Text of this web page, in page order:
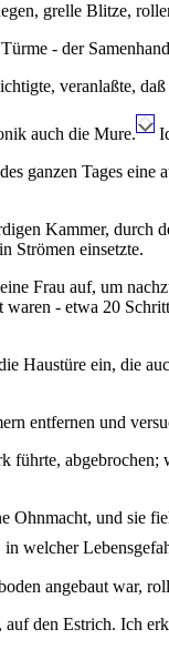
grelle Blitze,
- der
veranlaßte,
auch die Mure.
ganzen Tages
Kammer,
Strömen einsetzte.
Frau auf, um
- etwa 20
Haustüre ein, die
entfernen und
führte,
und sie
welcher
angebaut war,
den Estrich. Ich